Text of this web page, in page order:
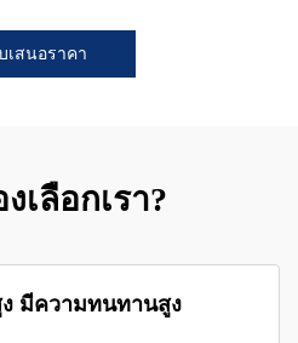
เสนอราคา
เลือกเรา?
มีความทนทานสูง